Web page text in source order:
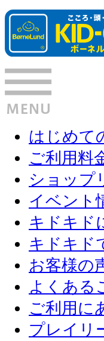
はじめて
ご利用料
ショップ
イベント
キドキド
キドキド
お客様の
よくある
ご利用に
プレイリ